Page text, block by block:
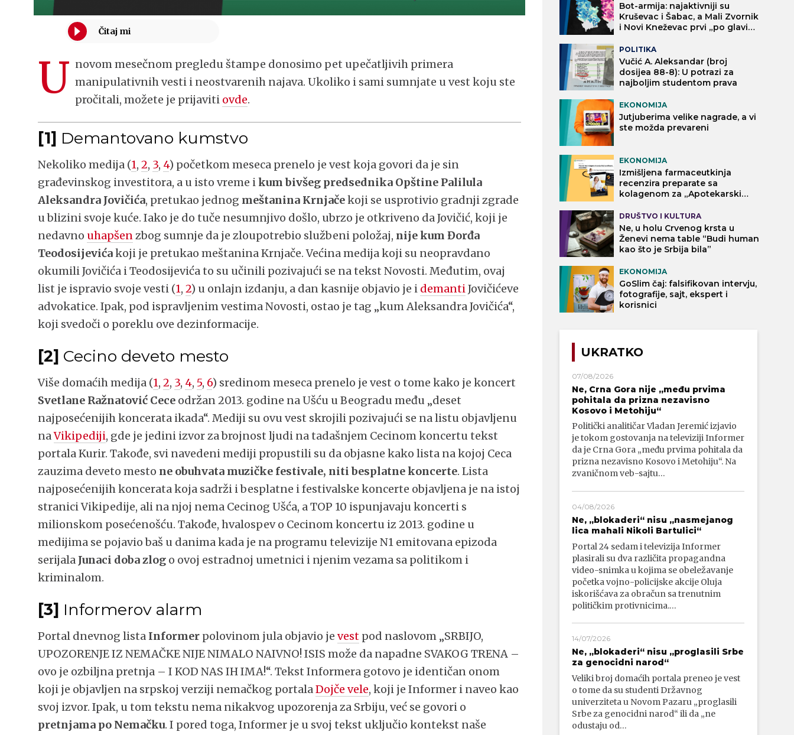
U novom mesečnom pregledu štampe donosimo pet upečatljivih primera
manipulativnih vesti i neostvarenih najava. Ukoliko i sami sumnjate u vest koju ste
pročitali, možete je prijaviti ovde.
[1] Demantovano kumstvo
Nekoliko medija (1,2, 3, 4) početkom meseca prenelo je vest koja govori da je sin
građevinskog investitora, a u isto vreme ikum bivšeg predsednika Opštine Palilula
Aleksandra Jovičića, pretukao jednog meštanina Krnjačekoji se usprotivio gradnji zgrade
u blizini svoje kuće. Iako je do tuče nesumnjivo došlo, ubrzo je otkriveno da Jovičić, koji je
nedavno uhapšenzbog sumnje da je zloupotrebio službeni položaj, nije kum Đorđa
Teodosijevićakoji je pretukao meštanina Krnjače. Većina medija koji su neopravdano
okumili Jovičića i Teodosijevića to su učinili pozivajući se na tekst Novosti. Međutim, ovaj
list je ispravio svoje vesti (1,2) u onlajn izdanju, a dan kasnije objavio je i demantiJovičićeve
advokatice. Ipak, pod ispravljenim vestima Novosti, ostao je tag „kum Aleksandra Jovičića“,
koji svedoči o poreklu ove dezinformacije.
[2] Cecino deveto mesto
Više domaćih medija (1,2, 3, 4, 5, 6) sredinom meseca prenelo je vest o tome kako je koncert
Svetlane Ražnatović Cece održan 2013. godine na Ušću u Beogradu među „deset
najposećenijih koncerata ikada“. Mediji su ovu vest skrojili pozivajući se na listu objavljenu
naVikipediji, gde je jedini izvor za brojnost ljudi na tadašnjem Cecinom koncertu tekst
portala Kurir. Takođe, svi navedeni mediji propustili su da objasne kako lista na kojoj Ceca
zauzima deveto mesto ne obuhvata muzičke festivale, niti besplatne koncerte. Lista
najposećenijih koncerata koja sadrži i besplatne i festivalske koncerte objavljena je na istoj
stranici Vikipedije, ali na njoj nema Cecinog Ušća, a TOP 10 ispunjavaju koncerti s
milionskom posećenošću. Takođe, hvalospev o Cecinom koncertu iz 2013. godine u
medijima se pojavio baš u danima kada je na programu televizije N1 emitovana epizoda
serijala Junaci doba zlog o ovoj estradnoj umetnici i njenim vezama sa politikom i
kriminalom.
[3] Informerov alarm
Portal dnevnog lista Informer polovinom jula objavio jevest pod naslovom „SRBIJO,
UPOZORENJE IZ NEMAČKE NIJE NIMALO NAIVNO! ISIS može da napadne SVAKOG TRENA –
ovo je ozbiljna pretnja – I KOD NAS IH IMA!“. Tekst Informera gotovo je identičan onom
koji je objavljen na srpskoj verziji nemačkog portalaDojče vele, koji je Informer i naveo kao
svoj izvor. Ipak, u tom tekstu nema nikakvog upozorenja za Srbiju, već se govori o
pretnjama po Nemačku. I pored toga, Informer je u svoj tekst uključio kontekst naše
Bot-armija: najaktivniji su
Kruševac i Šabac, a Mali Zvornik
i Novi Kneževac prvi „po glavi
POLITIKA
Vučić A. Aleksandar (broj
dosijea 88-8): U potrazi za
najboljim studentom prava
EKONOMIJA
Jutjuberima velike nagrade, a vi
ste možda prevareni
EKONOMIJA
Izmišljena farmaceutkinja
recenzira preparate sa
kolagenom za „Apotekarski
DRUŠTVO I KULTURA
Ne, u holu Crvenog krsta u
Ženevi nema table “Budi human
kao što je Srbija bila”
EKONOMIJA
GoSlim čaj: falsifikovan intervju,
fotografije, sajt, ekspert i
korisnici
UKRATKO
07/08/2026
Ne, Crna Gora nije „među prvima
pohitala da prizna nezavisno
Kosovo i Metohiju“
Politički analitičar Vladan Jeremić izjavio
je tokom gostovanja na televiziji Informer
da je Crna Gora „među prvima pohitala da
prizna nezavisno Kosovo i Metohiju“. Na
zvaničnom veb-sajtu…
04/08/2026
Ne, „blokaderi“ nisu „nasmejanog
lica mahali Nikoli Bartulici“
Portal 24 sedam i televizija Informer
plasirali su dva različita propagandna
video-snimka u kojima se obeležavanje
početka vojno-policijske akcije Oluja
iskorišćava za obračun sa trenutnim
političkim protivnicima.…
14/07/2026
Ne, „blokaderi“ nisu „proglasili Srbe
za genocidni narod“
Veliki broj domaćih portala preneo je vest
o tome da su studenti Državnog
univerziteta u Novom Pazaru „proglasili
Srbe za genocidni narod“ ili da „ne
odustaju od…